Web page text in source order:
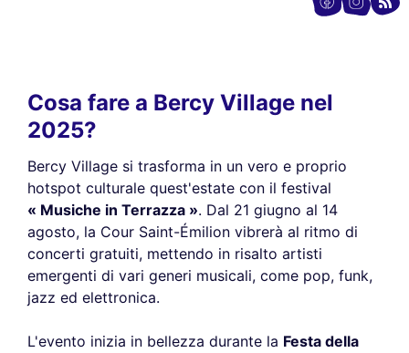
Cosa fare a Bercy Village nel
2025?
Bercy Village si trasforma in un vero e proprio
hotspot culturale quest'estate con il festival
« Musiche in Terrazza ». Dal 21 giugno al 14
agosto, la Cour Saint-Émilion vibrerà al ritmo di
concerti gratuiti, mettendo in risalto artisti
emergenti di vari generi musicali, come pop, funk,
jazz ed elettronica.
L'evento inizia in bellezza durante la Festa della